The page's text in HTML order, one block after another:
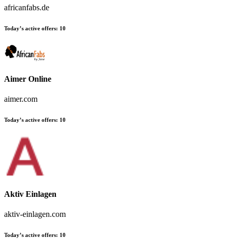
africanfabs.de
Today’s active offers: 10
Aimer Online
aimer.com
Today’s active offers: 10
Aktiv Einlagen
aktiv-einlagen.com
Today’s active offers: 10